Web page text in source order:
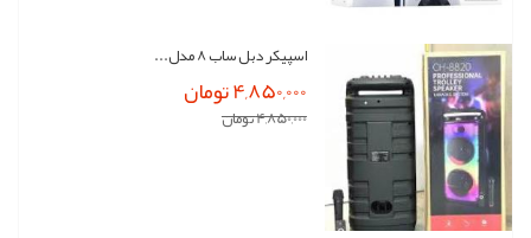
اسپیکر دبل ساب 8 مدل...
4,850,000 تومان
4,850,000 تومان